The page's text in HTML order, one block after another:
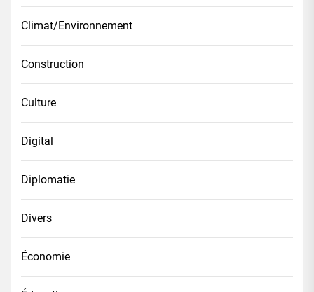
Climat/Environnement
Construction
Culture
Digital
Diplomatie
Divers
Économie